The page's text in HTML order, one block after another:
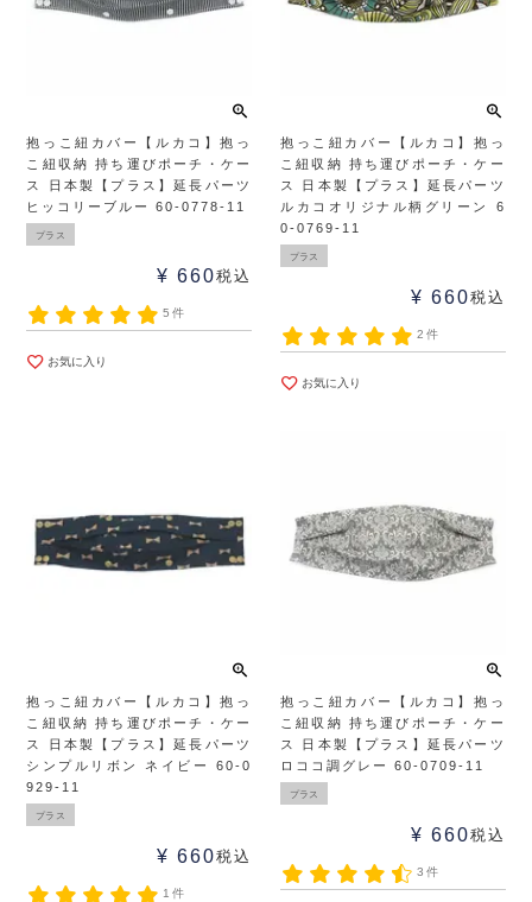
抱っこ紐カバー【ルカコ】抱っ
こ紐収納 持ち運びポーチ・ケー
ス 日本製【プラス】延長パーツ
ヒッコリーブルー 60-0778-11
プラス
¥ 660税込
5件
お気に入り
抱っこ紐カバー【ルカコ】抱っ
こ紐収納 持ち運びポーチ・ケー
ス 日本製【プラス】延長パーツ
ルカコオリジナル柄グリーン 6
0-0769-11
プラス
¥ 660税込
2件
お気に入り
抱っこ紐カバー【ルカコ】抱っ
こ紐収納 持ち運びポーチ・ケー
ス 日本製【プラス】延長パーツ
シンプルリボン ネイビー 60-0
929-11
プラス
¥ 660税込
1件
抱っこ紐カバー【ルカコ】抱っ
こ紐収納 持ち運びポーチ・ケー
ス 日本製【プラス】延長パーツ
ロココ調グレー 60-0709-11
プラス
¥ 660税込
3件